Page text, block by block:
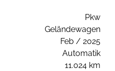
Pkw
Geländewagen
Feb / 2025
Automatik
11.024 km